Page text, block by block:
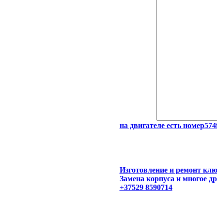
на двигателе есть
Изготовление и ремонт
Замена корпуса и многое
+37529 8590714